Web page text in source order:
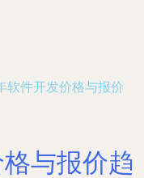
软件开发价格与报价
与报价趋